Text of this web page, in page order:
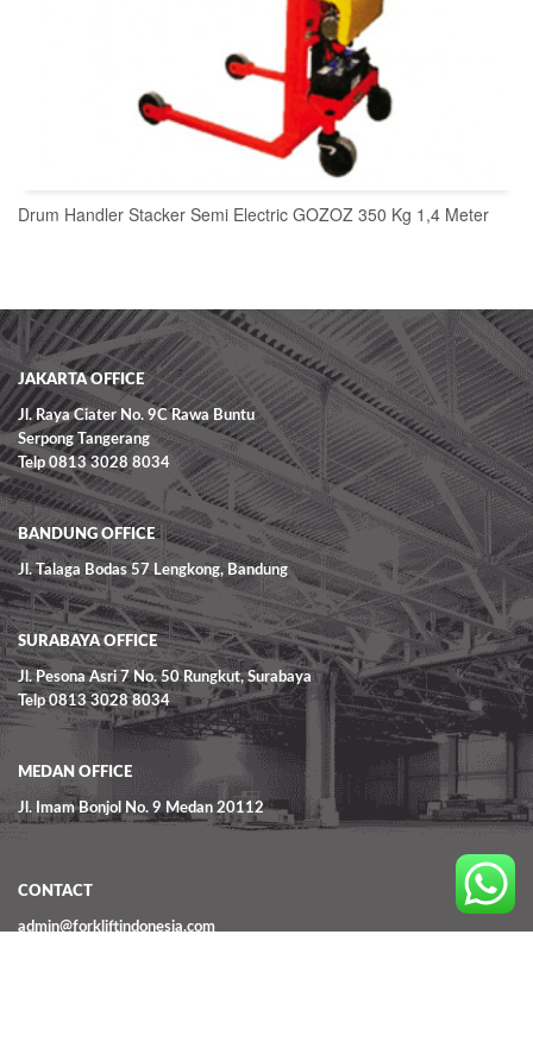
READ MORE
Drum Handler Stacker Semi Electric GOZOZ 350 Kg 1,4 Meter
JAKARTA OFFICE
Jl. Raya Ciater No. 9C Rawa Buntu
Serpong Tangerang
Telp 0813 3028 8034
BANDUNG OFFICE
Jl. Talaga Bodas 57 Lengkong, Bandung
SURABAYA OFFICE
Jl. Pesona Asri 7 No. 50 Rungkut, Surabaya
Telp 0813 3028 8034
MEDAN OFFICE
Jl. Imam Bonjol No. 9 Medan 20112
CONTACT
admin@forkliftindonesia.com